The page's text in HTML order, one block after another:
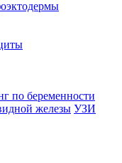
по беременности
железы УЗИ